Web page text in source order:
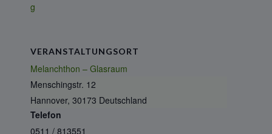
g
VERANSTALTUNGSORT
Melanchthon – Glasraum
Menschingstr. 12
Hannover, 30173 Deutschland
Telefon
0511 / 813551